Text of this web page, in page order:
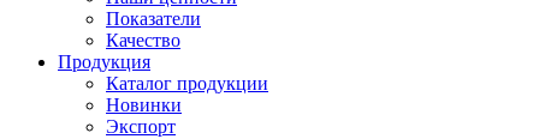
Показатели
Качество
Продукция
Каталог продукции
Новинки
Экспорт